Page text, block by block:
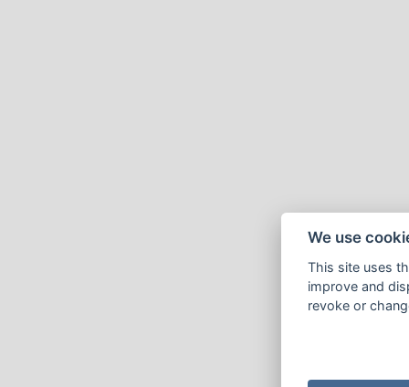
We use
This site uses
improve and
revoke or